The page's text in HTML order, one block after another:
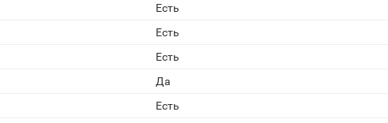
Есть
Есть
Есть
Да
Есть